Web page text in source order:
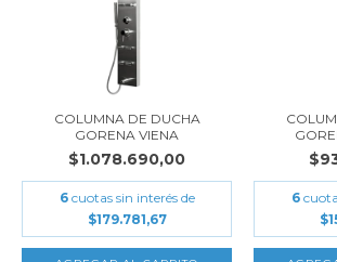
COLUMNA DE DUCHA
GORENA VIENA
$1.078.690,00
6 cuotas sin interés de
$179.781,67
6